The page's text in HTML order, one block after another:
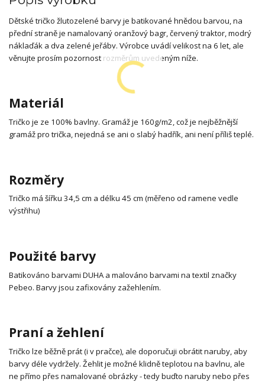
Dětské tričko žlutozelené barvy je batikované hnědou barvou, na
přední straně je namalovaný oranžový bagr, červený traktor, modrý
náklaďák a dva zelené jeřáby. Výrobce uvádí velikost na 6 let, ale
věnujte prosím pozornost rozměrům uvedeným níže.
Materiál
Tričko je ze 100% bavlny. Gramáž je 160g/m2, což je nejběžnější
gramáž pro trička, nejedná se ani o slabý hadřík, ani není příliš teplé.
Rozměry
Tričko má šířku 34,5 cm a délku 45 cm (měřeno od ramene vedle
výstřihu)
Použité barvy
Batikováno barvami DUHA a malováno barvami na textil značky
Pebeo. Barvy jsou zafixovány zažehlením.
Praní a žehlení
Tričko lze běžně prát (i v pračce), ale doporučuji obrátit naruby, aby
barvy déle vydržely. Žehlit je možné klidně teplotou na bavlnu, ale
ne přímo přes namalované obrázky - tedy buďto naruby nebo přes